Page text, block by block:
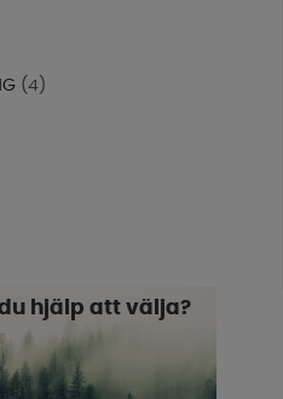
(4)
(38)
)
du hjälp att välja?